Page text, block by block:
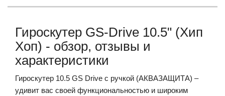
Гироскутер GS-Drive 10.5" (Хип
Хоп) - обзор, отзывы и
характеристики
Гироскутер 10.5 GS Drive с ручкой (АКВАЗАЩИТА) –
удивит вас своей функциональностью и широким